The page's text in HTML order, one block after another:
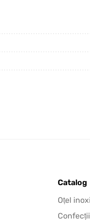
Catalog
Oțel
Confecții